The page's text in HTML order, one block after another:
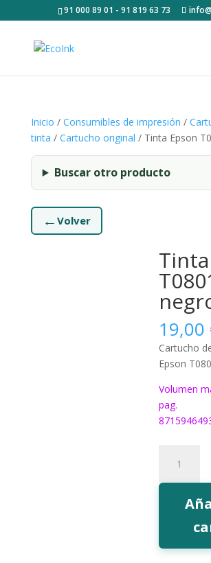
91 000 89 01 - 91 819 63 73
Inicio / Consumibles de impresión /
tinta / Cartucho original / Tinta Epson
Buscar otro producto
← Volver
19,00
Cartucho
Epson
Volumen
pag.
Epson
T0801